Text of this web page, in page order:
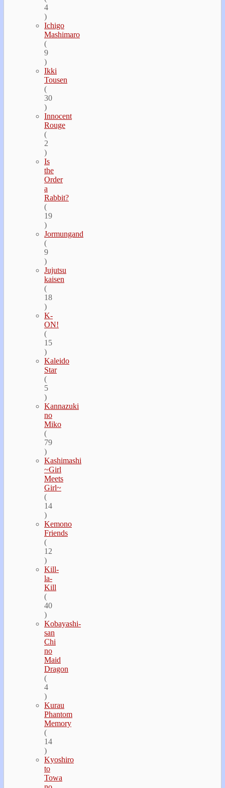
4
)
Ichigo
Mashimaro
(
9
)
Ikki
Tousen
(
30
)
Innocent
Rouge
(
2
)
Is
the
Order
a
Rabbit?
(
19
)
Jormungand
(
9
)
Jujutsu
kaisen
(
18
)
K-
ON!
(
15
)
Kaleido
Star
(
5
)
Kannazuki
no
Miko
(
79
)
Kashimashi
~Girl
Meets
Girl~
(
14
)
Kemono
Friends
(
12
)
Kill-
la-
Kill
(
40
)
Kobayashi-
san
Chi
no
Maid
Dragon
(
4
)
Kurau
Phantom
Memory
(
14
)
Kyoshiro
to
Towa